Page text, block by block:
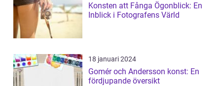
Konsten att Fånga Ögonblick: En
Inblick i Fotografens Värld
18 januari 2024
Gomér och Andersson konst: En
fördjupande översikt